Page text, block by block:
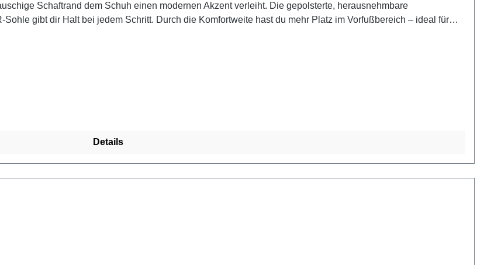
Schaftrand dem Schuh einen modernen Akzent verleiht. Die gepolsterte, herausnehmbare
gibt dir Halt bei jedem Schritt. Durch die Komfortweite hast du mehr Platz im Vorfußbereich – ideal für
Details